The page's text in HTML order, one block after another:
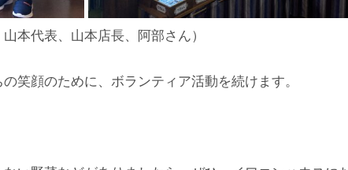
本代表、山本店長、阿部さん）
笑顔のために、ボランティア活動を続けます。